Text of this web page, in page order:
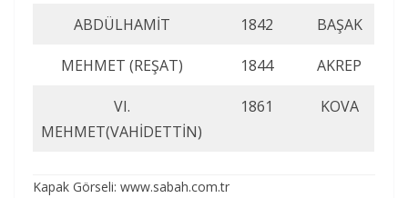
ABDÜLHAMİT 1842 BAŞAK
MEHMET (REŞAT) 1844 AKREP
VI.
MEHMET(VAHİDETTİN)
1861 KOVA
Kapak Görseli: www.sabah.com.tr